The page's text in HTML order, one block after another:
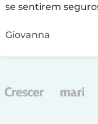
se sentirem
Giovanna